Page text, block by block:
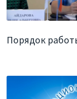
Порядок